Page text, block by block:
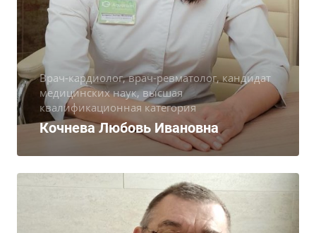
Врач-кардиолог, врач-ревматолог, кандидат
медицинских наук, высшая
квалификационная категория
Кочнева Любовь Ивановна